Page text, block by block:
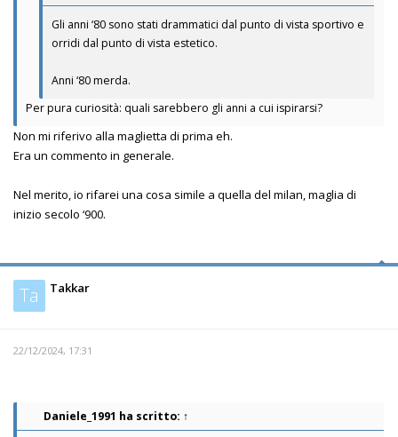
Gli anni ‘80 sono stati drammatici dal punto di vista sportivo e
orridi dal punto di vista estetico.
Anni ‘80 merda.
Per pura curiosità: quali sarebbero gli anni a cui ispirarsi?
Non mi riferivo alla maglietta di prima eh.
Era un commento in generale.
Nel merito, io rifarei una cosa simile a quella del milan, maglia di
inizio secolo ‘900.
Ta Takkar
22/12/2024, 17:31
Daniele_1991 ha scritto: ↑